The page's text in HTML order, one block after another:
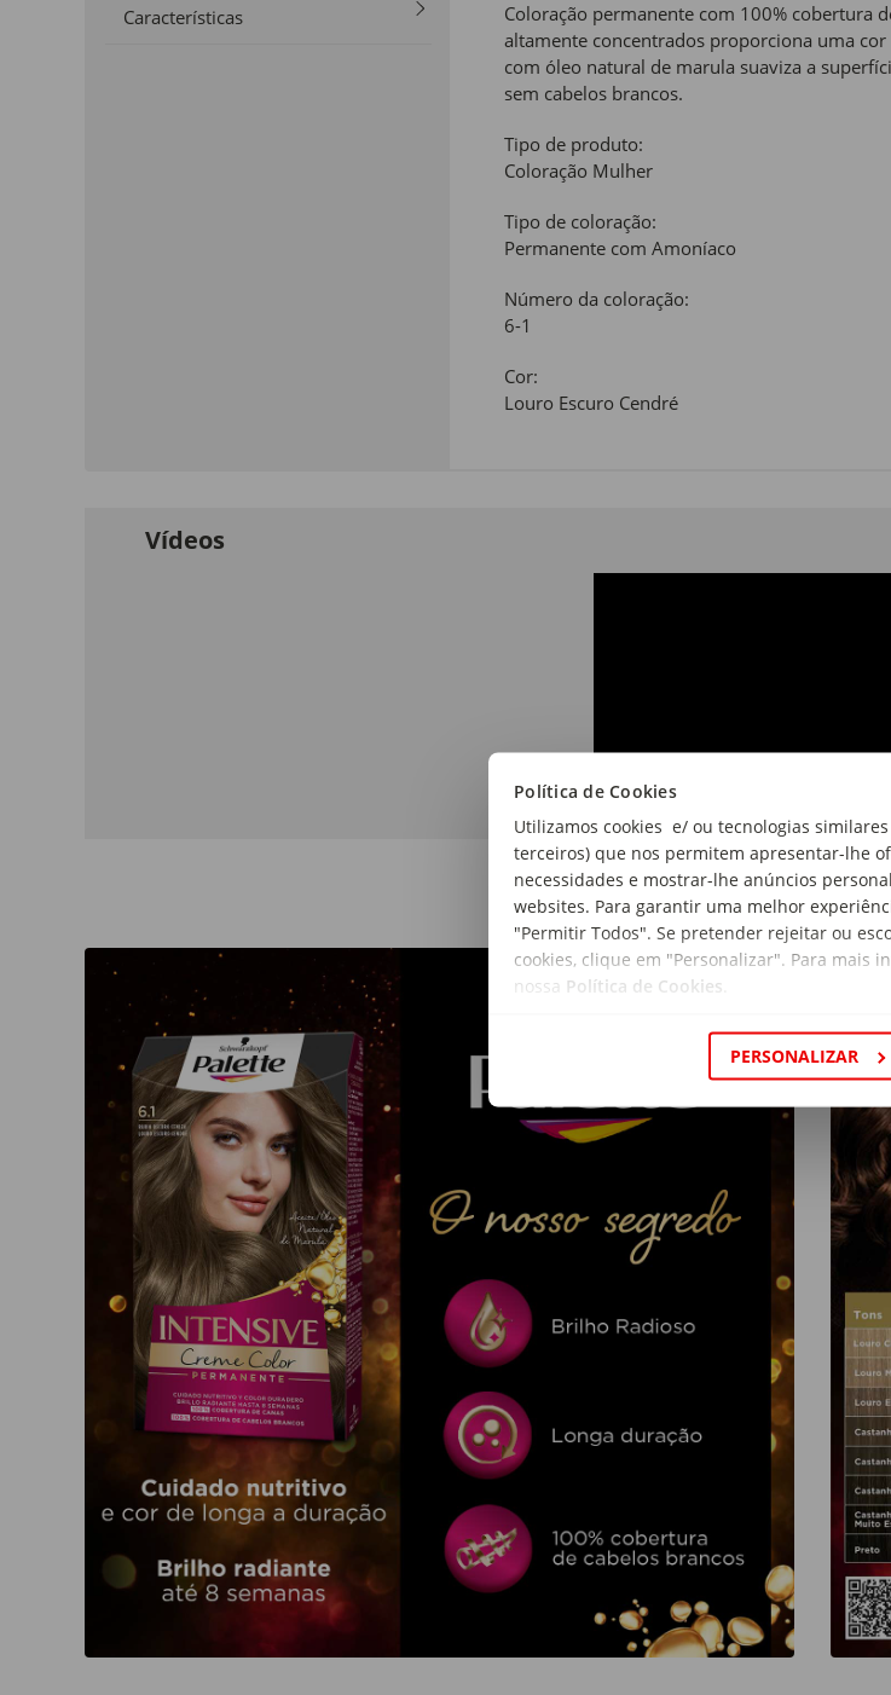
Política de Cookies
Utilizamos cookies e/ ou tecnologias
terceiros) que nos permitem apresentar-lhe
necessidades e mostrar-lhe anúncios
websites. Para garantir uma melhor
"Permitir Todos". Se pretender rejeitar ou
cookies, clique em "Personalizar". Para mais
nossa Política de Cookies
PERSONALIZAR
Características
Coloração permanente com 100% cobertura
altamente concentrados proporciona uma
com óleo natural de marula suaviza a
sem cabelos brancos.
Tipo de produto:
Coloração Mulher
Tipo de coloração:
Permanente com Amoníaco
Número da coloração:
6-1
Cor:
Louro Escuro Cendré
Vídeos